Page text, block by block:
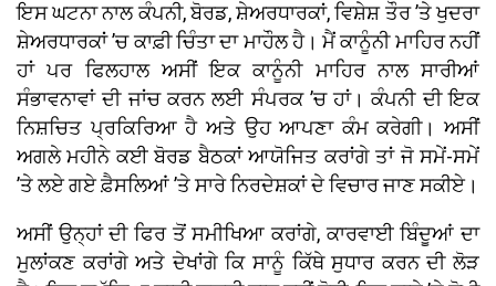
ਇਸ ਘਟਨਾ ਨਾਲ ਕੰਪਨੀ, ਬੋਰਡ, ਸ਼ੇਅਰਧਾਰਕਾਂ, ਵਿਸ਼ੇਸ਼ ਤੌਰ ’ਤੇ ਖੁਦਰਾ
ਸ਼ੇਅਰਧਾਰਕਾਂ ’ਚ ਕਾਫ਼ੀ ਚਿੰਤਾ ਦਾ ਮਾਹੌਲ ਹੈ। ਮੈਂ ਕਾਨੂੰਨੀ ਮਾਹਿਰ ਨਹੀਂ
ਹਾਂ ਪਰ ਫਿਲਹਾਲ ਅਸੀਂ ਇਕ ਕਾਨੂੰਨੀ ਮਾਹਿਰ ਨਾਲ ਸਾਰੀਆਂ
ਸੰਭਾਵਨਾਵਾਂ ਦੀ ਜਾਂਚ ਕਰਨ ਲਈ ਸੰਪਰਕ ’ਚ ਹਾਂ। ਕੰਪਨੀ ਦੀ ਇਕ
ਨਿਸ਼ਚਿਤ ਪ੍ਰਕਿਰਿਆ ਹੈ ਅਤੇ ਉਹ ਆਪਣਾ ਕੰਮ ਕਰੇਗੀ। ਅਸੀਂ
ਅਗਲੇ ਮਹੀਨੇ ਕਈ ਬੋਰਡ ਬੈਠਕਾਂ ਆਯੋਜਿਤ ਕਰਾਂਗੇ ਤਾਂ ਜੋ ਸਮੇਂ-ਸਮੇਂ
’ਤੇ ਲਏ ਗਏ ਫ਼ੈਸਲਿਆਂ ’ਤੇ ਸਾਰੇ ਨਿਰਦੇਸ਼ਕਾਂ ਦੇ ਵਿਚਾਰ ਜਾਣ ਸਕੀਏ।
ਅਸੀਂ ਉਨ੍ਹਾਂ ਦੀ ਫਿਰ ਤੋਂ ਸਮੀਖਿਆ ਕਰਾਂਗੇ, ਕਾਰਵਾਈ ਬਿੰਦੂਆਂ ਦਾ
ਮੁਲਾਂਕਣ ਕਰਾਂਗੇ ਅਤੇ ਦੇਖਾਂਗੇ ਕਿ ਸਾਨੂੰ ਕਿੱਥੇ ਸੁਧਾਰ ਕਰਨ ਦੀ ਲੋੜ